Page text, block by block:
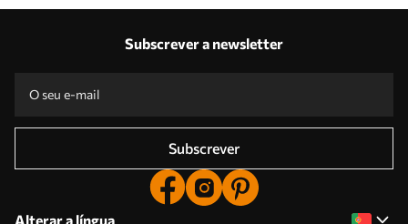
Subscrever a newsletter
Subscrever
Alterar a língua